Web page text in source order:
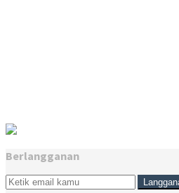
Berlangganan